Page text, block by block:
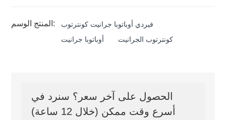
المنتج الوسم:
فيردي أوباتوبا جرانيت كونترتوب
أوباتوبا جرانيت
كونترتوب الجرانيت
الحصول على آخر سعر؟ سنرد في
أسرع وقت ممكن (خلال 12 ساعة)